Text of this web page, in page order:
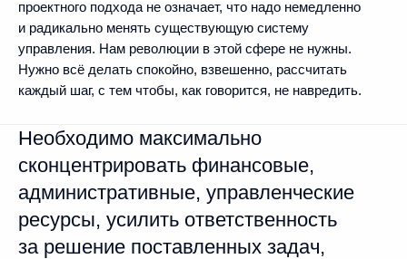
проектного подхода не означает, что надо немедленно
и радикально менять существующую систему
управления. Нам революции в этой сфере не нужны.
Нужно всё делать спокойно, взвешенно, рассчитать
каждый шаг, с тем чтобы, как говорится, не навредить.
Необходимо максимально
сконцентрировать финансовые,
административные, управленческие
ресурсы, усилить ответственность
за решение поставленных задач,